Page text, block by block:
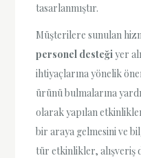
tasarlanmıştır.
Müşterilere sunulan
personel desteği yer
ihtiyaçlarına yönelik
ürünü bulmalarına
olarak yapılan
bir araya gelmesini ve
tür etkinlikler, alışveriş